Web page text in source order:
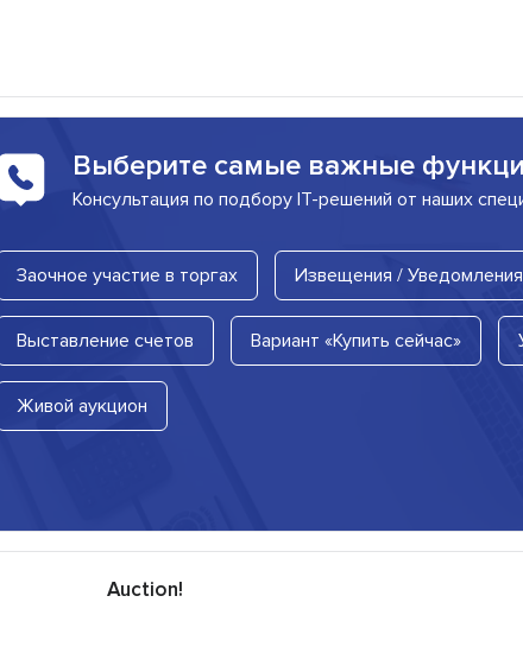
Выберите самые важные
Консультация по подбору IT-решений от наших
Заочное участие в торгах Извещения / Уведомления
Выставление счетов Вариант «Купить сейчас»
Живой аукцион
Auction!